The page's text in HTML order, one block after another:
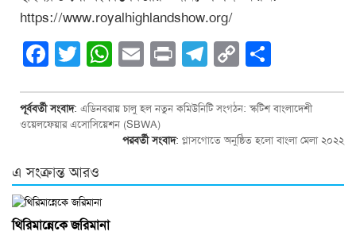
https://www.royalhighlandshow.org/
Facebook
Twitter
WhatsApp
Email
PrintTelegram
Copy
পূর্ববর্তী সংবাদ: এডিনবরায় চালু হল নতুন কমিউনিটি সংগঠন: স্কটিশ বাংলাদেশী
ওয়েলফেয়ার এসোসিয়েশন (SBWA)
পরবর্তী সংবাদ: গ্লাসগোতে অনুষ্ঠিত হলো বাংলা মেলা ২০২২
এ সংক্রান্ত আরও
থিরিমান্নেকে জরিমানা